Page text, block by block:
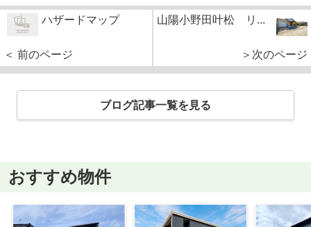
ハザードマップ
＜ 前のページ
山陽小野田叶松 リ...
＞次のページ
ブログ記事一覧を見る
おすすめ物件